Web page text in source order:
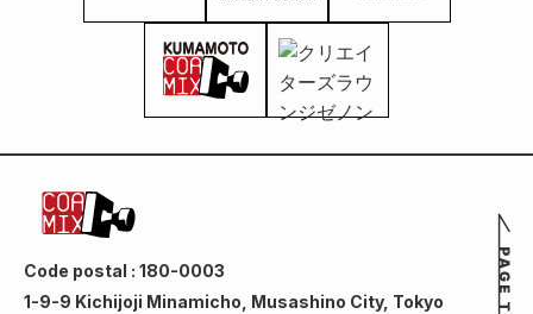
Code postal : 180-0003
1-9-9 Kichijoji Minamicho, Musashino City, Tokyo